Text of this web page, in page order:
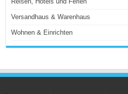
Versandhaus & Warenhaus
Wohnen & Einrichten